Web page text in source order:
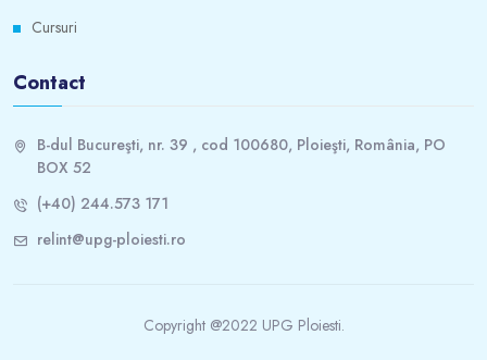
Cursuri
Contact
B-dul Bucureşti, nr. 39 , cod 100680, Ploieşti, România, PO
BOX 52
(+40) 244.573 171
relint@upg-ploiesti.ro
Copyright @2022 UPG Ploiesti.